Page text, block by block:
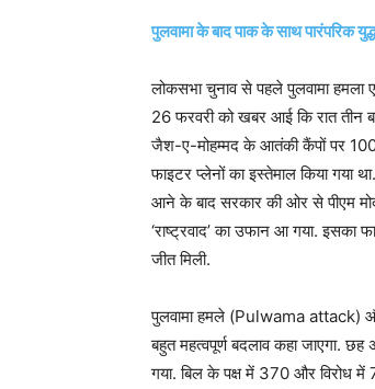
पुलवामा के बाद पाक के साथ पारंपरिक
लोकसभा चुनाव से पहले पुलवामा हमला
26 फरवरी को खबर आई कि रात तीन
जैश-ए-मोहम्मद के आतंकी कैंपों पर
फाइटर प्लेनों का इस्तेमाल किया गया
आने के बाद सरकार की ओर से पीएम
‘राष्ट्रवाद’ का उफान आ गया. इसका
जीत मिली.
पुलवामा हमले (Pulwama attack)
बहुत महत्वपूर्ण बदलाव कहा जाएगा.
गया. बिल के पक्ष में 370 और विरोध में